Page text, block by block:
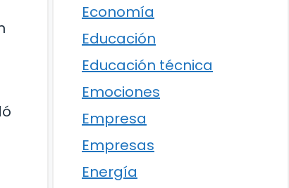
Economía
Educación
Educación técnica
Emociones
Empresa
Empresas
Energía